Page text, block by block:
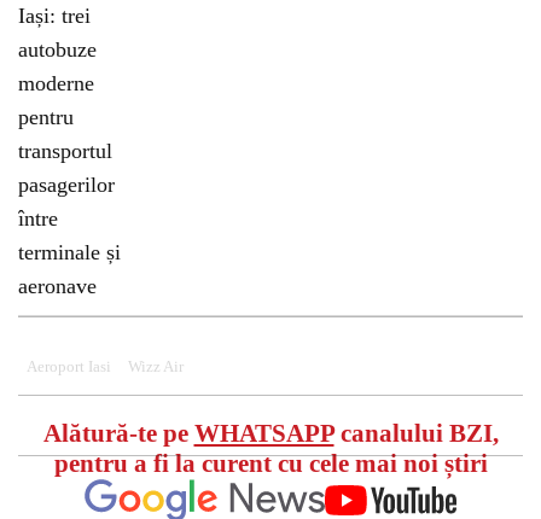
Aeroport Iasi Wizz Air
Alătură-te pe WHATSAPPcanalului BZI,
pentru a fi la curent cu cele mai noi știri